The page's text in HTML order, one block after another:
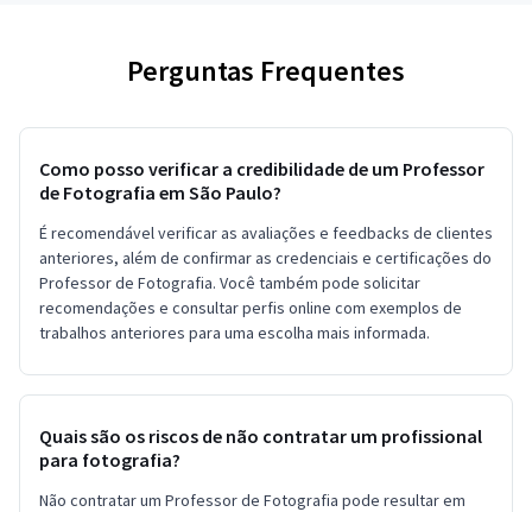
Perguntas Frequentes
Como posso verificar a credibilidade de um Professor
de Fotografia em São Paulo?
É recomendável verificar as avaliações e feedbacks de clientes
anteriores, além de confirmar as credenciais e certificações do
Professor de Fotografia. Você também pode solicitar
recomendações e consultar perfis online com exemplos de
trabalhos anteriores para uma escolha mais informada.
Quais são os riscos de não contratar um profissional
para fotografia?
Não contratar um Professor de Fotografia pode resultar em